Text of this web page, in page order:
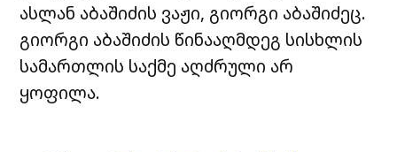
ასლან აბაშიძის ვაჟი, გიორგი აბაშიძეც.
გიორგი აბაშიძის წინააღმდეგ სისხლის
სამართლის საქმე აღძრული არ
ყოფილა.